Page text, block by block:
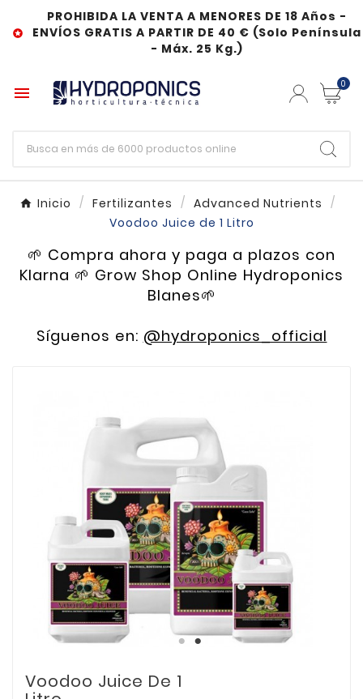

PROHIBIDA LA VENTA A MENORES DE 18 Años -
ENVÍOS GRATIS A PARTIR DE 40 € (Solo Península
- Máx. 25 Kg.)
 0
Inicio Fertilizantes
Advanced Nutrients
Voodoo Juice de 1 Litro
🌱 Compra ahora y paga a plazos con
Klarna 🌱 Grow Shop Online Hydroponics
Blanes🌱
Síguenos en: @hydroponics_official
Voodoo Juice De 1